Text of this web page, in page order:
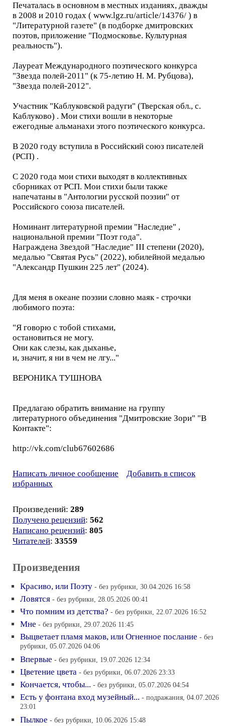
Печаталась в основном в местных изданиях, дважды
в 2008 и 2010 годах ( www.lgz.ru/article/14376/ ) в
"Литературной газете" (в подборке дмитровских
поэтов, приложение "Подмосковье. Культурная
реальность").
Лауреат Международного поэтического конкурса
"Звезда полей-2011" (к 75-летию Н. М. Рубцова),
"Звезда полей-2012".
Участник "Каблуковской радуги" (Тверская обл., с.
Каблуково) . Мои стихи вошли в некоторые
ежегодные альманахи этого поэтического конкурса.
В 2020 году вступила в Российский союз писателей
(РСП) .
С 2020 года мои стихи выходят в коллективных
сборниках от РСП. Мои стихи были также
напечатаны в "Антологии русской поэзии" от
Российского союза писателей.
Номинант литературной премии "Наследие" ,
национальной премии "Поэт года".
Награждена Звездой "Наследие" III степени (2020),
медалью "Святая Русь" (2022), юбилейной медалью
"Александр Пушкин 225 лет" (2024).
Для меня в океане поэзии словно маяк - строчки
любимого поэта:
"Я говорю с тобой стихами,
остановиться не могу.
Они как слезы, как дыханье,
и, значит, я ни в чем не лгу..."
ВЕРОНИКА ТУШНОВА
Предлагаю обратить внимание на группу
литературного объединения "Дмитровские Зори" "В
Контакте":
http://vk.com/club67602686
Написать личное сообщение
Добавить в список
избранных
Произведений: 289
Получено рецензий: 562
Написано рецензий: 805
Читателей: 33559
Произведения
Красиво, или Поэту - без рубрики, 30.04.2026 16:58
Ловятся - без рубрики, 28.05.2026 00:41
Что помним из детства? - без рубрики, 22.07.2026 16:52
Мне - без рубрики, 29.07.2026 11:45
Выцветает пламя маков, или Огненное послание - без
рубрики, 05.07.2026 04:06
Впервые - без рубрики, 19.07.2026 12:34
Цветение цвета - без рубрики, 06.07.2026 23:33
Кончается, чтобы... - без рубрики, 05.07.2026 04:54
Есть у фонтана вход музейный... - подражания, 04.07.2026
23:01
Пылкое - без рубрики, 10.06.2026 15:48